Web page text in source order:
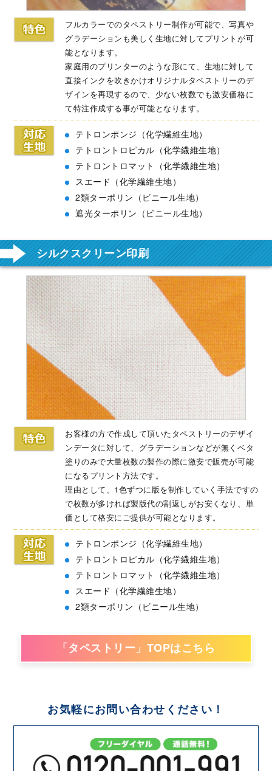
フルカラーでのタペストリー制作が可能で、写真や
グラデーションも美しく生地に対してプリントが可
能となります。
家庭用のプリンターのような形にて、生地に対して
直接インクを吹きかけオリジナルタペストリーのデ
ザインを再現するので、少ない枚数でも激安価格に
て特注作成する事が可能となります。
テトロンポンジ（化学繊維生地）
テトロントロピカル（化学繊維生地）
テトロントロマット（化学繊維生地）
スエード（化学繊維生地）
2類ターポリン（ビニール生地）
遮光ターポリン（ビニール生地）
シルクスクリーン印刷
お客様の方で作成して頂いたタペストリーのデザイ
ンデータに対して、グラデーションなどが無くベタ
塗りのみで大量枚数の製作の際に激安で販売が可能
になるプリント方法です。
理由として、1色ずつに版を制作していく手法ですの
で枚数が多ければ製版代の割返しがお安くなり、単
価として格安にご提供が可能となります。
テトロンポンジ（化学繊維生地）
テトロントロピカル（化学繊維生地）
テトロントロマット（化学繊維生地）
スエード（化学繊維生地）
2類ターポリン（ビニール生地）
「タペストリー」TOPはこちら
お気軽にお問い合わせください！